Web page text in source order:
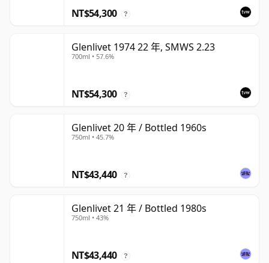
NT$54,300 ?
Glenlivet 1974 22 年, SMWS 2.23
700ml • 57.6%
NT$54,300 ?
Glenlivet 20 年 / Bottled 1960s
750ml • 45.7%
NT$43,440 ?
Glenlivet 21 年 / Bottled 1980s
750ml • 43%
NT$43,440 ?